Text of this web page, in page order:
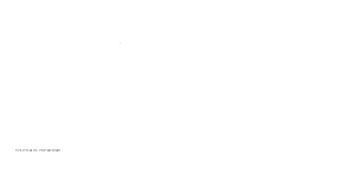
POLITICA DE PRIVACIDAD